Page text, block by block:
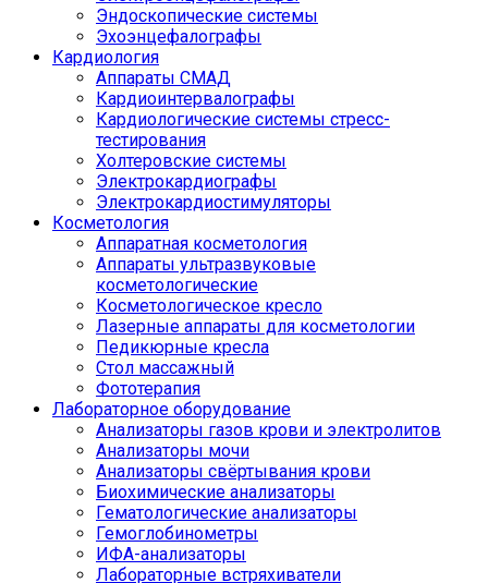
Эндоскопические системы
Эхоэнцефалографы
Кардиология
Аппараты СМАД
Кардиоинтервалографы
Кардиологические системы стресс-
тестирования
Холтеровские системы
Электрокардиографы
Электрокардиостимуляторы
Косметология
Аппаратная косметология
Аппараты ультразвуковые
косметологические
Косметологическое кресло
Лазерные аппараты для косметологии
Педикюрные кресла
Стол массажный
Фототерапия
Лабораторное оборудование
Анализаторы газов крови и электролитов
Анализаторы мочи
Анализаторы свёртывания крови
Биохимические анализаторы
Гематологические анализаторы
Гемоглобинометры
ИФА-анализаторы
Лабораторные встряхиватели